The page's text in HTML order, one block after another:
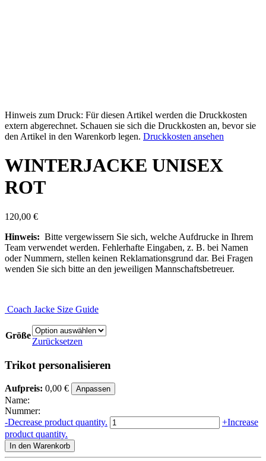
Hinweis zum Druck: Für diesen Artikel werden die Druckkosten
extern abgerechnet. Schauen sie sich die Druckkosten an, bevor sie
den Artikel in den Warenkorb legen. Druckkosten ansehen
WINTERJACKE UNISEX
ROT
120,00 €
Hinweis: Bitte vergewissern Sie sich, welche Aufdrucke in Ihrem
Team verwendet werden. Fehlerhafte Eingaben, z. B. bei Namen
oder Nummern, stellen keinen Reklamationsgrund dar. Bei Fragen
wenden Sie sich bitte an den jeweiligen Mannschaftsbetreuer.
Coach Jacke Size Guide
Größe
Zurücksetzen
Trikot personalisieren
Aufpreis: 0,00 € Anpassen
Name:
Nummer:
-Decrease product quantity. WINTERJACKE
UNISEX
+Increase
product quantity.
In den Warenkorb